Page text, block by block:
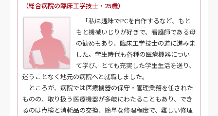
（総合病院の臨床工学技士・25歳）
「私は趣味でPCを自作するなど、もと
もと機械いじりが好きで、看護師である母
の勧めもあり、臨床工学技士の道に進みま
した。学生時代も各種の医療機器につい
て学び、とても充実した学生生活を送り、
迷うことなく地元の病院へと就職しました。
ところが、病院では医療機器の保守・管理業務を任された
ものの、取り扱う医療機器が多岐にわたることもあり、でき
るのは点検と消耗品の交換、簡単な修理程度で、難しい修理